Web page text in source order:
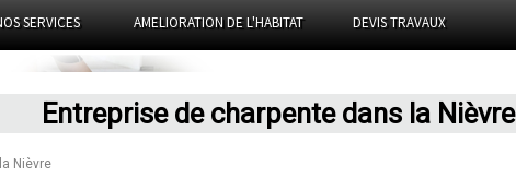
SERVICES AMELIORATION DE L'HABITAT DEVIS TRAVAUX
Entreprise de charpente dans la Nièvre
Nièvre